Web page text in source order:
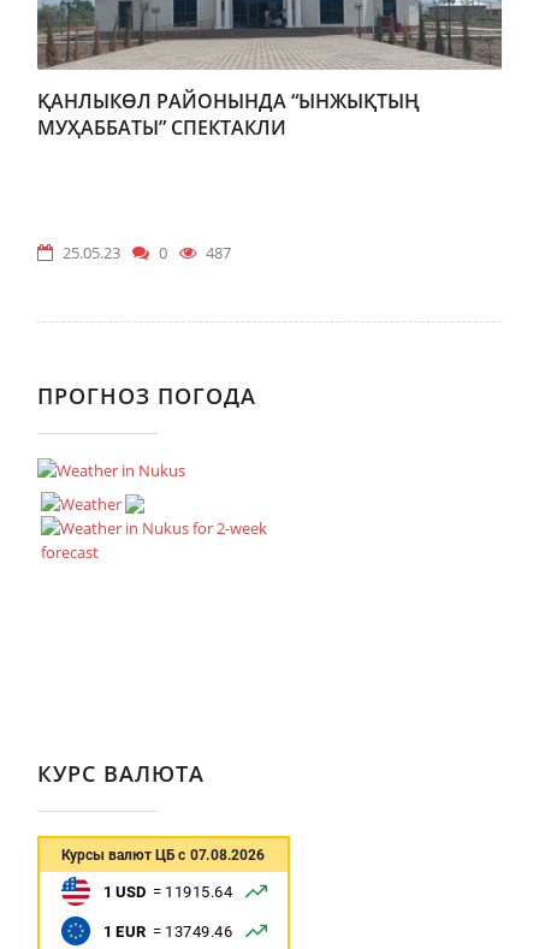
ҚАНЛЫКӨЛ РАЙОНЫНДА “ЫНЖЫҚТЫҢ
МУҲАББАТЫ” СПЕКТАКЛИ
25.05.23 0 487
ПРОГНОЗ ПОГОДА
КУРС ВАЛЮТА